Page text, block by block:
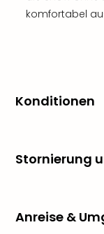
komfortabel
Konditionen
Stornierung
Anreise &